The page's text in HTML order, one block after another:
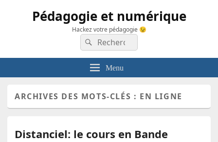
Pédagogie et numérique
Hackez votre pédagogie 😉
Recherche :
Rechercher
Menu
ARCHIVES DES MOTS-CLÉS : EN LIGNE
Distanciel: le cours en Bande